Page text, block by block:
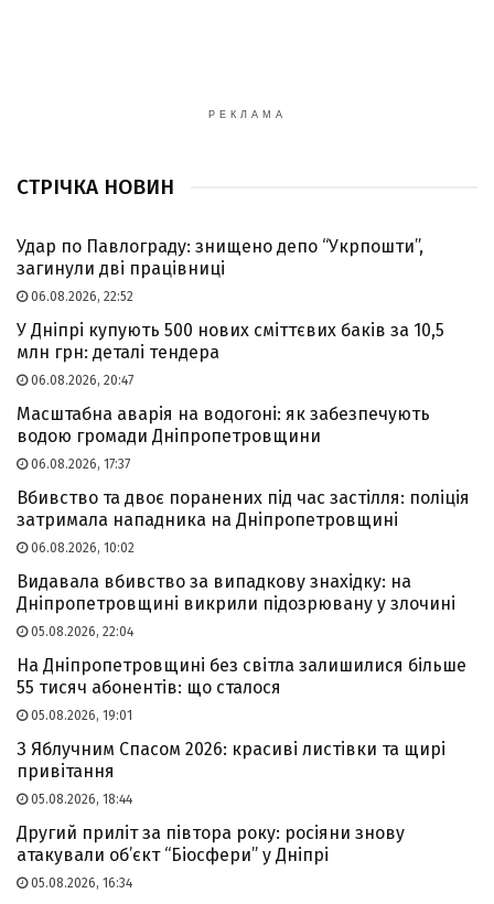
РЕКЛАМА
СТРІЧКА НОВИН
Удар по Павлограду: знищено депо “Укрпошти”,
загинули дві працівниці
06.08.2026, 22:52
У Дніпрі купують 500 нових сміттєвих баків за 10,5
млн грн: деталі тендера
06.08.2026, 20:47
Масштабна аварія на водогоні: як забезпечують
водою громади Дніпропетровщини
06.08.2026, 17:37
Вбивство та двоє поранених під час застілля: поліція
затримала нападника на Дніпропетровщині
06.08.2026, 10:02
Видавала вбивство за випадкову знахідку: на
Дніпропетровщині викрили підозрювану у злочині
05.08.2026, 22:04
На Дніпропетровщині без світла залишилися більше
55 тисяч абонентів: що сталося
05.08.2026, 19:01
З Яблучним Спасом 2026: красиві листівки та щирі
привітання
05.08.2026, 18:44
Другий приліт за півтора року: росіяни знову
атакували об’єкт “Біосфери” у Дніпрі
05.08.2026, 16:34